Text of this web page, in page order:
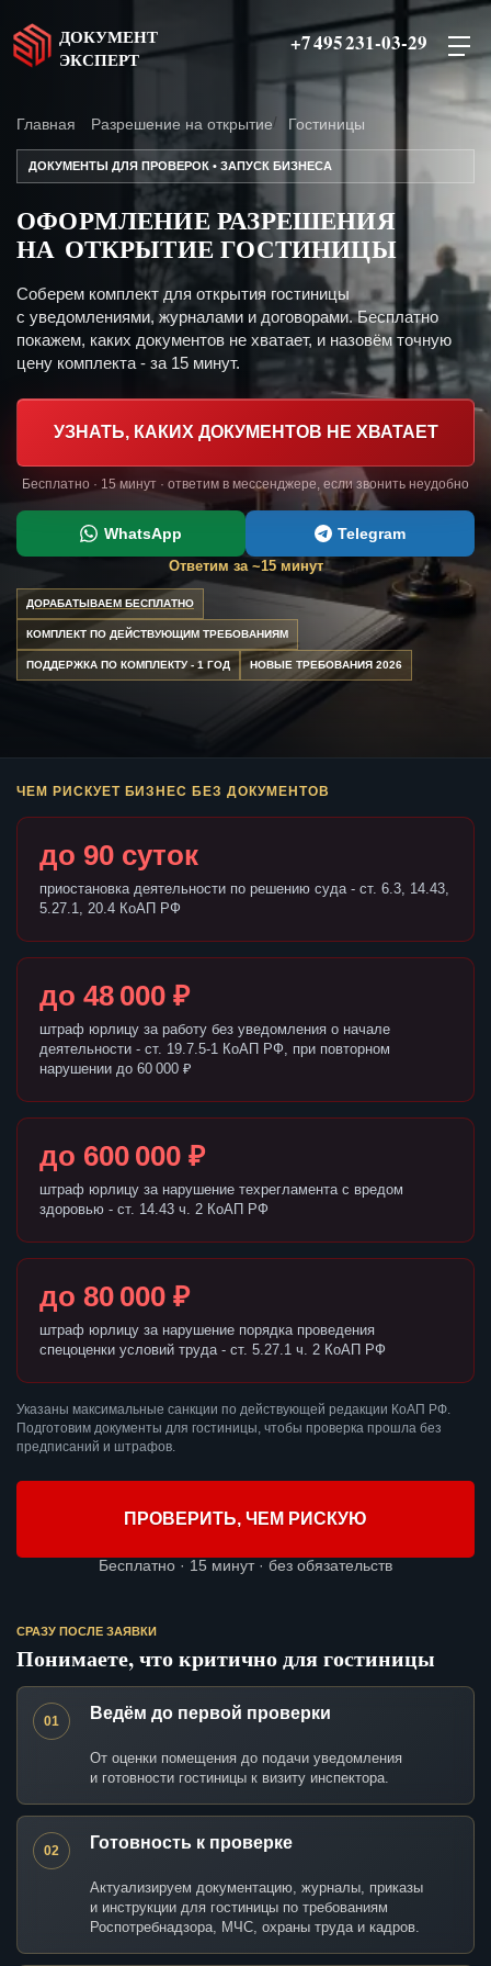
ДОКУМЕНТ
ЭКСПЕРТ
+7 495 231-03-29
Главная Разрешение на открытие Гостиницы
ДОКУМЕНТЫ ДЛЯ ПРОВЕРОК • ЗАПУСК БИЗНЕСА
ОФОРМЛЕНИЕ РАЗРЕШЕНИЯ
НА ОТКРЫТИЕ ГОСТИНИЦЫ
Соберем комплект для открытия гостиницы
с уведомлениями, журналами и договорами. Бесплатно
покажем, каких документов не хватает, и назовём точную
цену комплекта - за 15 минут.
УЗНАТЬ, КАКИХ ДОКУМЕНТОВ НЕ ХВАТАЕТ
Бесплатно · 15 минут · ответим в мессенджере, если звонить неудобно
WhatsApp Telegram
Ответим за ~15 минут
ДОРАБАТЫВАЕМ БЕСПЛАТНО
КОМПЛЕКТ ПО ДЕЙСТВУЮЩИМ ТРЕБОВАНИЯМ
ПОДДЕРЖКА ПО КОМПЛЕКТУ - 1 ГОД НОВЫЕ ТРЕБОВАНИЯ 2026
ЧЕМ РИСКУЕТ БИЗНЕС БЕЗ ДОКУМЕНТОВ
до 90 суток
приостановка деятельности по решению суда - ст. 6.3, 14.43,
5.27.1, 20.4 КоАП РФ
до 48 000 ₽
штраф юрлицу за работу без уведомления о начале
деятельности - ст. 19.7.5-1 КоАП РФ, при повторном
нарушении до 60 000 ₽
до 600 000 ₽
штраф юрлицу за нарушение техрегламента с вредом
здоровью - ст. 14.43 ч. 2 КоАП РФ
до 80 000 ₽
штраф юрлицу за нарушение порядка проведения
спецоценки условий труда - ст. 5.27.1 ч. 2 КоАП РФ
Указаны максимальные санкции по действующей редакции КоАП РФ.
Подготовим документы для гостиницы, чтобы проверка прошла без
предписаний и штрафов.
ПРОВЕРИТЬ, ЧЕМ РИСКУЮ
Бесплатно · 15 минут · без обязательств
СРАЗУ ПОСЛЕ ЗАЯВКИ
Понимаете, что критично для гостиницы
01 Ведём до первой проверки
От оценки помещения до подачи уведомления
и готовности гостиницы к визиту инспектора.
02 Готовность к проверке
Актуализируем документацию, журналы, приказы
и инструкции для гостиницы по требованиям
Роспотребнадзора, МЧС, охраны труда и кадров.